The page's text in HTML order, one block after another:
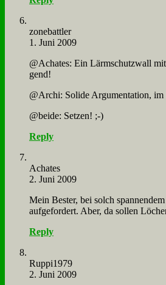
zone­batt­ler
1. Juni 2009
@Achates: Ein Lärm­schutz­wall
gend!
@Archi: So­li­de Ar­gu­men­ta­ti­on, im
@beide: Set­zen! ;-)
Reply
Acha­tes
2. Juni 2009
Mein Be­ster, bei solch
auf­ge­for­dert. Aber, da sol­len
Reply
Ruppi1979
2. Juni 2009